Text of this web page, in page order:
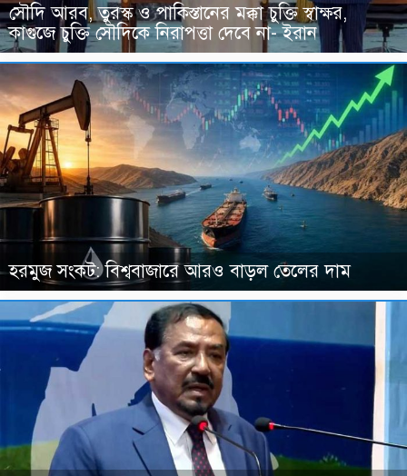
সৌদি আরব, তুরস্ক ও পাকিস্তানের মক্কা চুক্তি স্বাক্ষর,
কাগুজে চুক্তি সৌদিকে নিরাপত্তা দেবে না- ইরান
হরমুজ সংকট: বিশ্ববাজারে আরও বাড়ল তেলের দাম